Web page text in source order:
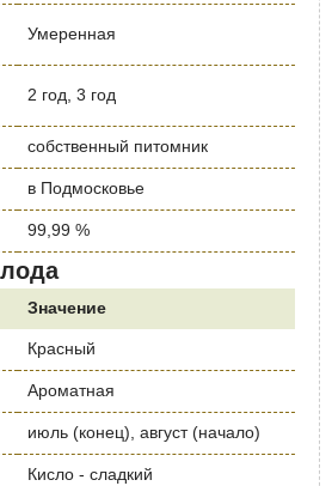
Умеренная
2 год, 3 год
собственный питомник
в Подмосковье
99,99 %
Значение
Красный
Ароматная
июль (конец), август (начало)
Кисло - сладкий